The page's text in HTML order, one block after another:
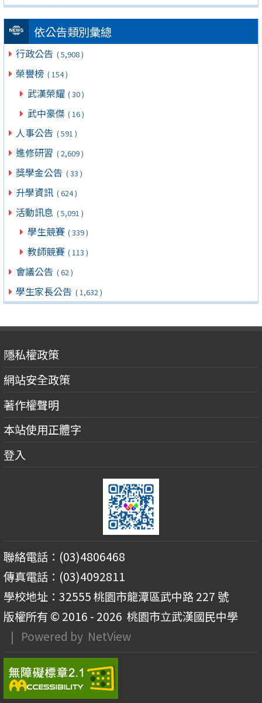
依公告類別彙總
行政公告 ( 5,908 )
榮譽榜 ( 154 )
武漢榮耀 ( 30 )
武中豪傑 ( 16 )
人事公告 ( 591 )
進修研習 ( 2,609 )
獎學金公告 ( 33 )
升學資訊 ( 624 )
活動訊息 ( 5,091 )
學生競賽 ( 339 )
教師競賽 ( 113 )
會議公告 ( 62 )
學生家長公告 ( 1,632 )
隱私權政策
網站安全政策
著作權聲明
本站使用正體字
登入
聯絡電話：(03)4806468
傳真電話：(03)4092811
學校地址：32555 桃園市龍潭區武中路 227 號
版權所有 © 2016 - 2026 桃園市立武漢國民中學
| Powered by NetView